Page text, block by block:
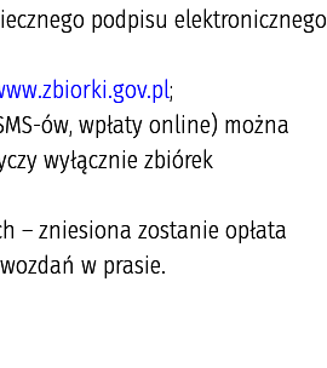
podpisu elektronicznego
;
ów, wpłaty online) można
wyłącznie zbiórek
– zniesiona zostanie opłata
w prasie.